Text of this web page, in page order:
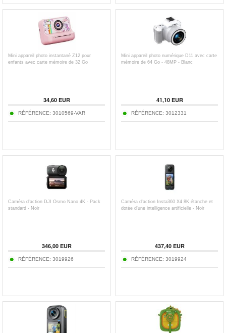
Mini appareil photo instantané Z12 pour
enfants avec carte mémoire de 32 Go
34,60EUR
RÉFÉRENCE: 3010569-VAR
Mini appareil photo numérique D11 avec carte
mémoire de 64 Go - 48MP - Blanc
41,10EUR
RÉFÉRENCE: 3012331
Caméra d'action DJI Osmo Nano 4K - Pack
standard - Noir
346,00EUR
RÉFÉRENCE: 3019926
Caméra d'action Insta360 X4 8K étanche et
dotée d'une intelligence artificielle - Noir
437,40EUR
RÉFÉRENCE: 3019924